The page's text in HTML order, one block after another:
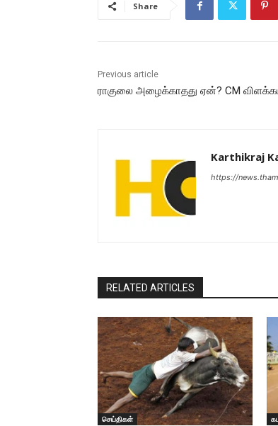
Share
Previous article
ராகுலை அழைக்காதது ஏன்? CM
Karthikraj
https://
RELATED ARTICLES
செய்திகள்